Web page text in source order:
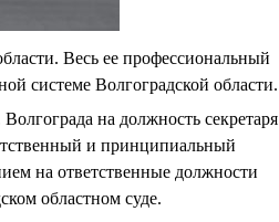
Весь ее профессиональный
системе Волгоградской области.
на должность секретаря
и принципиальный
на ответственные должности
областном суде.